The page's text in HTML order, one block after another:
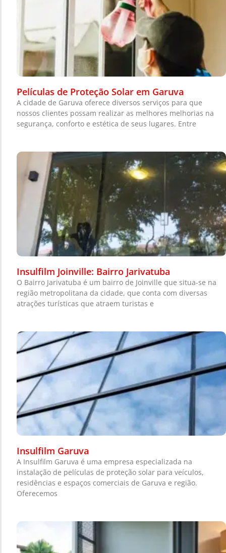
Películas de Proteção Solar em Garuva
A cidade de Garuva oferece diversos serviços para que
nossos clientes possam realizar as melhores melhorias na
segurança, conforto e estética de seus lugares. Entre
Insulfilm Joinville: Bairro Jarivatuba
O Bairro Jarivatuba é um bairro de Joinville que situa-se na
região metropolitana da cidade, que conta com diversas
atrações turísticas que atraem turistas e
Insulfilm Garuva
A Insulfilm Garuva é uma empresa especializada na
instalação de películas de proteção solar para veículos,
residências e espaços comerciais de Garuva e região.
Oferecemos